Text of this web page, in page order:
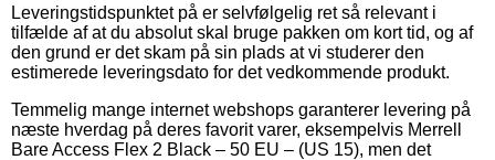
Leveringstidspunktet på er selvfølgelig ret så relevant i
tilfælde af at du absolut skal bruge pakken om kort tid, og af
den grund er det skam på sin plads at vi studerer den
estimerede leveringsdato for det vedkommende produkt.
Temmelig mange internet webshops garanterer levering på
næste hverdag på deres favorit varer, eksempelvis Merrell
Bare Access Flex 2 Black – 50 EU – (US 15), men det